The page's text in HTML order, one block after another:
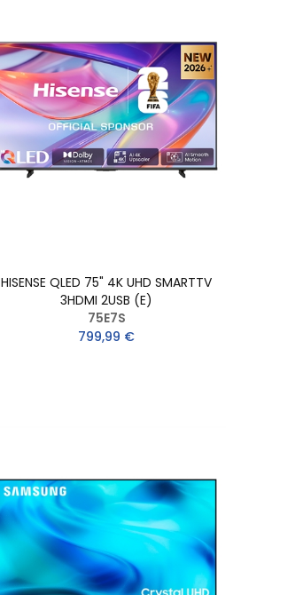
HISENSE QLED 75" 4K UHD SMARTTV
3HDMI 2USB (E)
75E7S
799,99 €